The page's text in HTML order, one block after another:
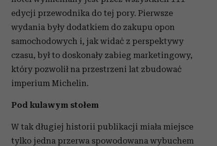
edycji przewodnika do tej pory. Pierwsze
wydania były dodatkiem do zakupu opon
samochodowych i, jak widać z perspektywy
czasu, był to doskonały zabieg marketingowy,
który pozwolił na przestrzeni lat zbudować
imperium Michelin.
Pod kulawym stołem
W tak długiej historii publikacji miała miejsce
tylko jedna przerwa spowodowana wybuchem